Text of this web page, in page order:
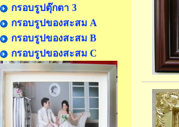
กรอบรูปตุ๊กตา 3
กรอบรูปของสะสม A
กรอบรูปของสะสม B
กรอบรูปของสะสม C